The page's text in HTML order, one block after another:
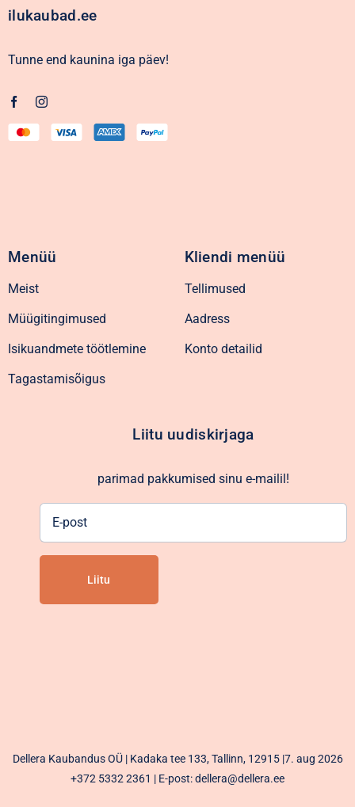
ilukaubad.ee
Tunne end kaunina iga päev!
Menüü
Meist
Müügitingimused
Isikuandmete töötlemine
Tagastamisõigus
Kliendi menüü
Tellimused
Aadress
Konto detailid
Liitu uudiskirjaga
parimad pakkumised sinu e-mailil!
Dellera Kaubandus OÜ | Kadaka tee 133, Tallinn, 12915 |7. aug 2026
+372 5332 2361 | E-post: dellera@dellera.ee